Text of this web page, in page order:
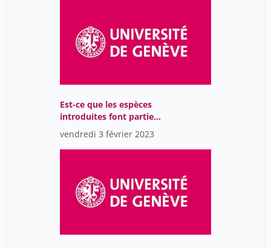
Est-ce que les espèces
introduites font partie
de la biodiversité que
nous souhaitons
conserver?
vendredi 3 février 2023